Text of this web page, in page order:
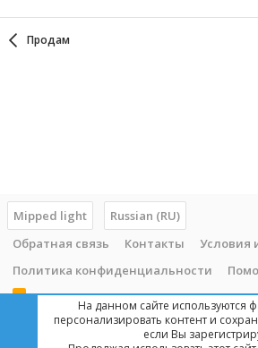
Продам
Mipped light
Russian (RU)
Обратная связь
Контакты
Условия
Политика конфиденциальности
R
На данном сайте используются
персонализировать контент и
если Вы